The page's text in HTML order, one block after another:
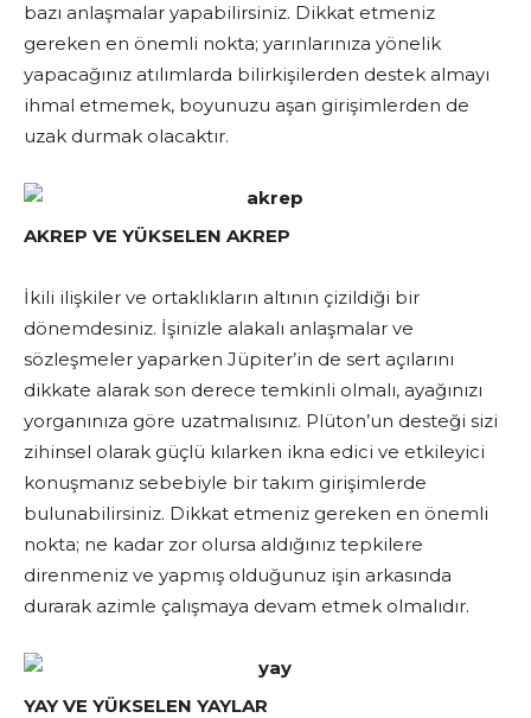
bazı anlaşmalar yapabilirsiniz. Dikkat etmeniz
gereken en önemli nokta; yarınlarınıza yönelik
yapacağınız atılımlarda bilirkişilerden destek almayı
ihmal etmemek, boyunuzu aşan girişimlerden de
uzak durmak olacaktır.
AKREP VE YÜKSELEN AKREP
İkili ilişkiler ve ortaklıkların altının çizildiği bir
dönemdesiniz. İşinizle alakalı anlaşmalar ve
sözleşmeler yaparken Jüpiter’in de sert açılarını
dikkate alarak son derece temkinli olmalı, ayağınızı
yorganınıza göre uzatmalısınız. Plüton’un desteği sizi
zihinsel olarak güçlü kılarken ikna edici ve etkileyici
konuşmanız sebebiyle bir takım girişimlerde
bulunabilirsiniz. Dikkat etmeniz gereken en önemli
nokta; ne kadar zor olursa aldığınız tepkilere
direnmeniz ve yapmış olduğunuz işin arkasında
durarak azimle çalışmaya devam etmek olmalıdır.
YAY VE YÜKSELEN YAYLAR